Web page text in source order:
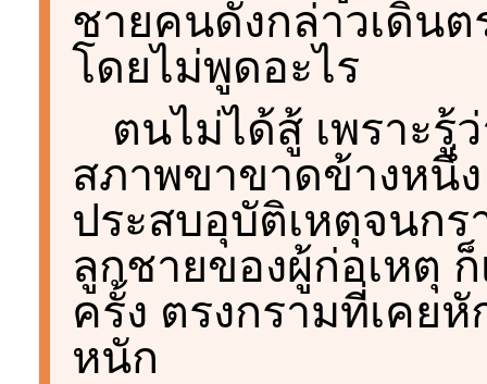
ชายคนดังกล่าวเดิน
โดยไม่พูดอะไร
ตนไม่ได้สู้ เพราะรู้
สภาพขาขาดข้างหนึ่ง
ประสบอุบัติเหตุจนก
ลูกชายของผู้ก่อเหตุ
ครั้ง ตรงกรามที่เคย
หนัก